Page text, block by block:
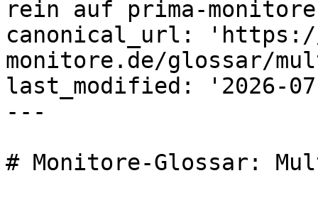
rein auf prima-
canonical_url: 'https://
monitore.de/glossar/
last_modified: '2026-
---
# Monitore-Glossar: